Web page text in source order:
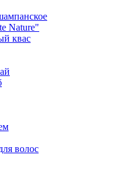
Nature"
квас
волос